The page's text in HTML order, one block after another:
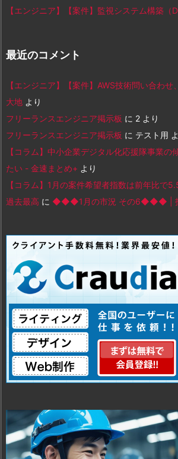
【エンジニア】【案件】監視システム構築（
最近のコメント
【エンジニア】【案件】AWS技術問い合わせ
大地 より
フリーランスエンジニア掲示板 に 2 より
フリーランスエンジニア掲示板 に テスト用
【コラム】中小企業デジタル化応援隊事業の
たい - 金速まとめ+ より
【コラム】1月の案件希望者指数は前年比で
過去最高 に ◆◆◆1月の市況 その6◆◆◆ | 投